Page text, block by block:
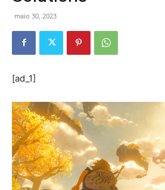
maio 30, 2023
[ad_1]